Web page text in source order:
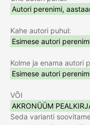
Seda varianti